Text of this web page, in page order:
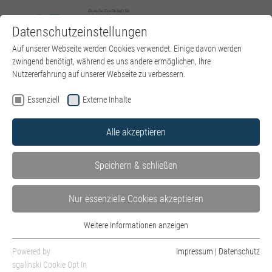
Zum Hauptinhalt springen
Sie sind hier:
DGPT e.V. Events Veranstaltung
Lese- und Diskussionsveranstaltung: Stadt der Engel
Datum: 18. Oktober 2026
Thema: Erinnern - Wiederholen - Durcharbeiten.
Eine Lese- und Diskussionsveranstaltung vom
Wann:Sonntags 14-17:30h
Wo: Berlin, Kurfürstendamm 54/55
Datenschutzeinstellungen
Auf unserer Webseite werden Cookies verwendet. Einige davon werden
zwingend benötigt, während es uns andere ermöglichen, Ihre
Nutzererfahrung auf unserer Webseite zu verbessern.
Essenziell Externe Inhalte
Alle akzeptieren
Speichern & schließen
Nur essenzielle Cookies akzeptieren
Essenzielle Cookies werden für grundlegende Funktionen der Webseite
benötigt. Dadurch ist gewährleistet, dass die Webseite einwandfrei
Weitere Informationen anzeigen
Powered by
sgalinski Cookie Opt In
Impressum | Datenschutz